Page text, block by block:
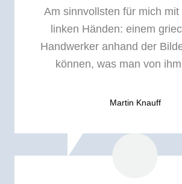
Am sinnvollsten für mich mit
linken Händen: einem
Handwerker anhand der
können, was man von
Martin Knauff